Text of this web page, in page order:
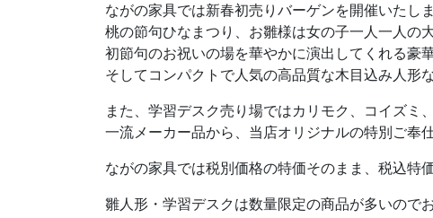
ながの家具では新春初売りバーゲンを開催いたしま
桃の節句ひなまつり、お雛様は女の子一人一人の
初節句のお祝いの場を華やかに演出してくれる豪
そしてコンパクトで人気の高品質な木目込み人形
また、学習デスク売り場ではカリモク、コイズミ
一流メーカー品から、当店オリジナルの特別ご奉
ながの家具では税別価格の特価そのまま、税込特
雛人形・学習デスクは数量限定の商品が多いので